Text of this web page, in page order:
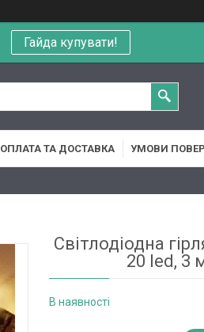
Гайда купувати!
ОПЛАТА ТА ДОСТАВКА УМОВИ
Світлодіодна
20 led, 3
В наявності